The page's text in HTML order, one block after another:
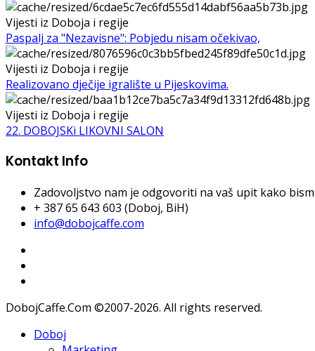
Vijesti iz Doboja i regije
Paspalj za "Nezavisne": Pobjedu nisam očekivao,
Vijesti iz Doboja i regije
Realizovano dječije igralište u Pijeskovima.
Vijesti iz Doboja i regije
22. DOBOJSKi LIKOVNI SALON
Kontakt Info
Zadovoljstvo nam je odgovoriti na vaš upit kako
+ 387 65 643 603 (Doboj, BiH)
info@dobojcaffe.com
DobojCaffe.Com ©2007-2026. All rights reserved.
Doboj